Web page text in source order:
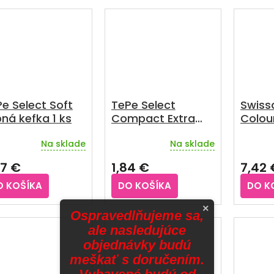
Select Soft
kefka 1 ks
Na sklade
€
KOŠÍKA
TePe Select
Compact Extra
Na sklade
1,84 €
DO KOŠÍKA
7,42
DO
×
Ospravedlňujeme sa,
ale nasledujúce
objednávky budú
meškať s doručením.